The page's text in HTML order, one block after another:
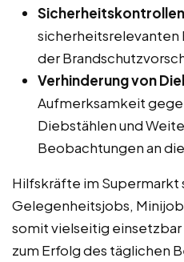
sicherheitsrelevanten
der
Verhinderung von
Aufmerksamkeit
Diebstählen und
Beobachtungen an
Hilfskräfte im Supermarkt
Gelegenheitsjobs,
somit vielseitig
zum Erfolg des täglichen